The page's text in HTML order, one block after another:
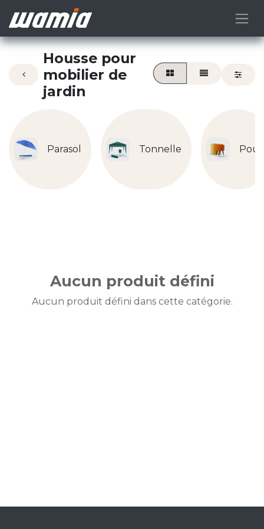
Housse pour
mobilier de
jardin
Parasol Tonnelle Pouf
Aucun produit défini
Aucun produit défini dans cette catégorie.